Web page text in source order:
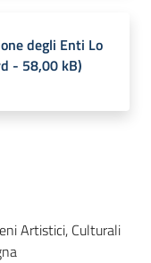
degli Enti Lo
- 58,00 kB)
Artistici, Culturali